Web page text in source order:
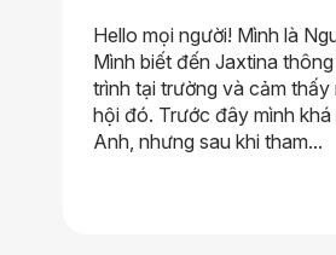
Hello mọi người! Mình là
Mình biết đến Jaxtina
trình tại trường và cảm
hội đó. Trước đây mình
Anh, nhưng sau khi tham...